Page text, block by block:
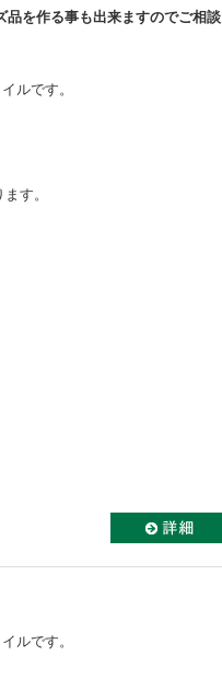
品を作る事も出来ますのでご相談
ルです。
す。
ルです。